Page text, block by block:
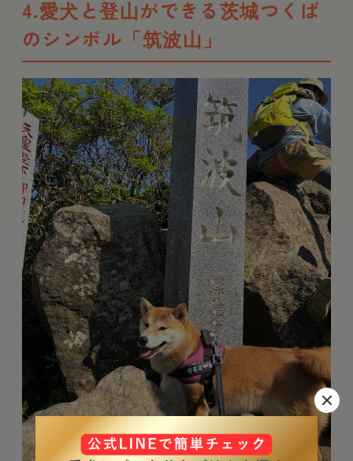
4.愛犬と登山ができる茨城つくば
のシンボル「筑波山」